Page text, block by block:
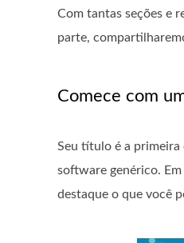
Com tantas seções e
parte,
Comece com
Seu título é a primeira
software genérico.
destaque o que você